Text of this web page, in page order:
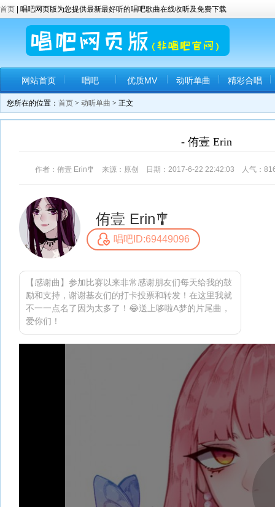
首页 | 唱吧网页版为您提供最新最好听的唱吧歌曲在线收听及免费下载
网站首页 唱吧 优质MV 动听单曲 精彩合唱
您所在的位置： 首页 > 动听单曲 > 正文
- 侑壹 Erin
作者：侑壹 Erin🎐 来源：原创 日期：2017-6-22 22:42:03 人气：
侑壹 Erin🎐
唱吧ID:69449096
【感谢曲】参加比赛以来非常感谢朋友们每天给我的鼓
励和支持，谢谢基友们的打卡投票和转发！在这里我就
不一一点名了因为太多了！😂送上哆啦A梦的片尾曲，
爱你们！